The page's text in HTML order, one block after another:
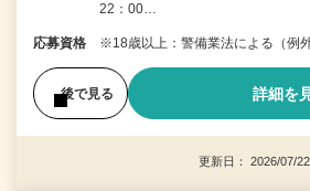
22：00…
応募資格 ※18歳以上：警備業法による（例外
後で見る 詳細を
更新日： 2026/07/